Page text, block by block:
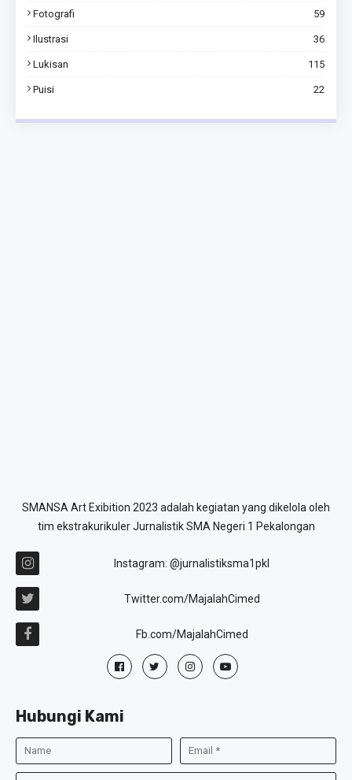
Fotografi 59
Ilustrasi 36
Lukisan 115
Puisi 22
SMANSA Art Exibition 2023 adalah kegiatan yang dikelola oleh
tim ekstrakurikuler Jurnalistik SMA Negeri 1 Pekalongan
Instagram: @jurnalistiksma1pkl
Twitter.com/MajalahCimed
Fb.com/MajalahCimed
Hubungi Kami